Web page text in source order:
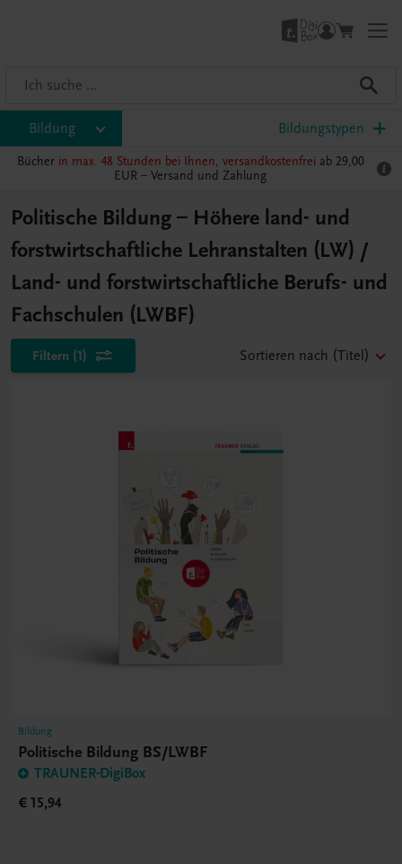
Bildung Bildungstypen
Bücher in max. 48 Stunden bei Ihnen, versandkostenfrei ab 29,00
EUR – Versand und Zahlung
Politische Bildung – Höhere land- und
forstwirtschaftliche Lehranstalten (LW) /
Land- und forstwirtschaftliche Berufs- und
Fachschulen (LWBF)
Filtern (1) Sortieren nach (Titel)
Bildung
Politische Bildung BS/LWBF
TRAUNER-DigiBox
€ 15,94